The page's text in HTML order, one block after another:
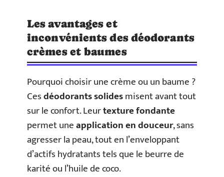
Les avantages et
inconvénients des déodorants
crèmes et baumes
Pourquoi choisir une crème ou un baume ?
Cesdéodorants solidesmisent avant tout
sur le confort. Leurtexture fondante
permet uneapplication en douceur, sans
agresser la peau, tout en l’enveloppant
d’actifs hydratants tels que le beurre de
karité ou l’huile de coco.